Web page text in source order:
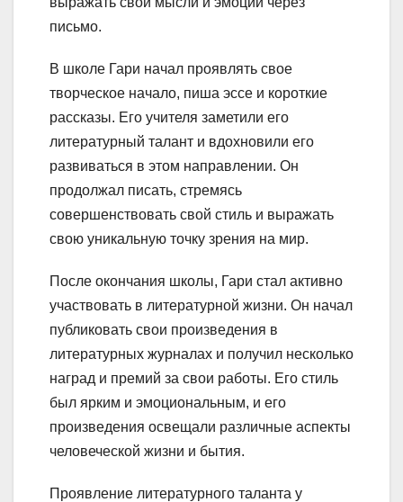
письмо.
В школе Гари начал проявлять свое
творческое начало, пиша эссе и короткие
рассказы. Его учителя заметили его
литературный талант и вдохновили его
развиваться в этом направлении. Он
продолжал писать, стремясь
совершенствовать свой стиль и выражать
свою уникальную точку зрения на мир.
После окончания школы, Гари стал активно
участвовать в литературной жизни. Он начал
публиковать свои произведения в
литературных журналах и получил несколько
наград и премий за свои работы. Его стиль
был ярким и эмоциональным, и его
произведения освещали различные аспекты
человеческой жизни и бытия.
Проявление литературного таланта у